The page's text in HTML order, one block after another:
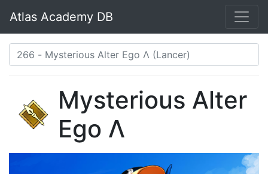
Atlas Academy DB
Mysterious Alter
Ego Λ